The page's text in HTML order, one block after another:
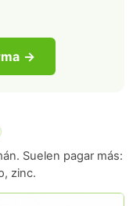
→
Suelen pagar más:
zinc.